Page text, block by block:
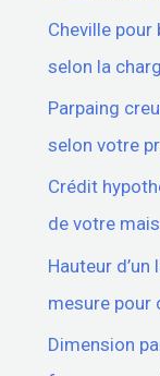
Cheville pour
selon la
Parpaing
selon votre
Crédit
de votre
Hauteur
mesure pour
Dimension